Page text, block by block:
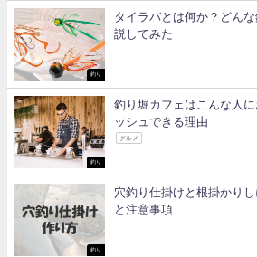
釣り
タイラバとは何か？どん
説してみた
釣り
釣り堀カフェはこんな人
ッシュできる理由
グルメ
釣り
穴釣り仕掛けと根掛かり
と注意事項